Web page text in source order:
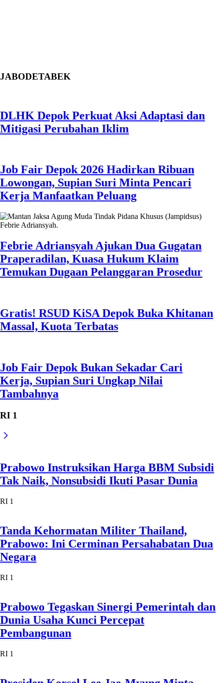
Praperadilan, Kuasa Hukum Klaim
Temukan Dugaan Pelanggaran Prosedur
Gratis! RSUD KiSA Depok Buka Khitanan
Massal, Kuota Terbatas
Job Fair Depok Bukan Sekadar Cari
Kerja, Supian Suri Ungkap Nilai
Tambahnya
RI 1
Prabowo Instruksikan Harga BBM Subsidi
RI 1
Tanda Kehormatan Militer Thailand,
Negara
RI 1
Prabowo Tegaskan Sinergi Pemerintah dan
Dunia Usaha Kunci Percepat
Presiden Korsel Lee Jae-Myung Minta
Prabowo Bantu Buka Dialog dengan Korut
RI 1
Presiden Prabowo Siapkan Hadiah Rp20
Miliar untuk Kota Terbersih
RI 1